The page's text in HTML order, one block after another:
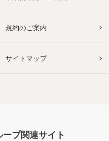
規約のご案内
サイトマップ
プ関連サイト